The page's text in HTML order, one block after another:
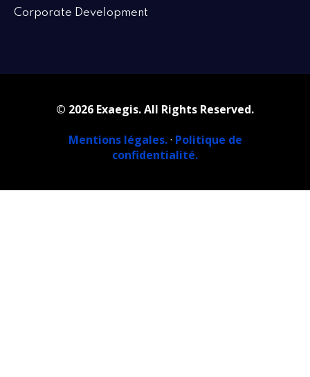
Corporate Development
© 2026 Exaegis. All Rights Reserved.
Mentions légales.· Politique de
confidentialité.